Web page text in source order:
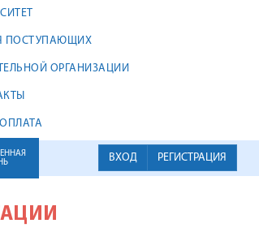
ПОСТУПАЮЩИХ
ОРГАНИЗАЦИИ
ВХОД РЕГИСТРАЦИЯ